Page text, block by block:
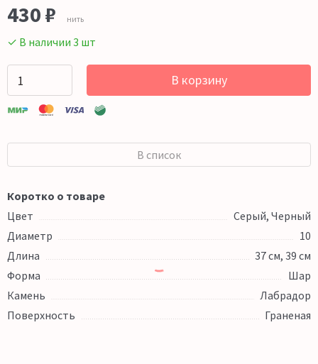
430 ₽ нить
✓ В наличии 3 шт
В корзину
В список
Коротко о товаре
Цвет
Серый, Черный
Диаметр
10
Длина
37 см, 39 см
Форма
Шар
Камень
Лабрадор
Поверхность
Граненая